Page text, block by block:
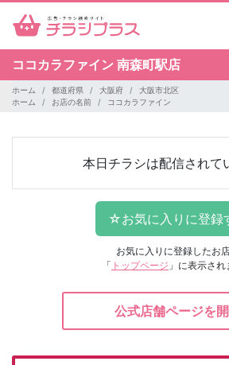
ココカラファイン 南森町駅店
ホーム 都道府県 大阪府
大阪市北区
ホーム
お店の名前 ココカラファイン
本日チラシは配信されて
お気に入りに登録したお
「 トップページ 」に表示され
公式店舗ページを開